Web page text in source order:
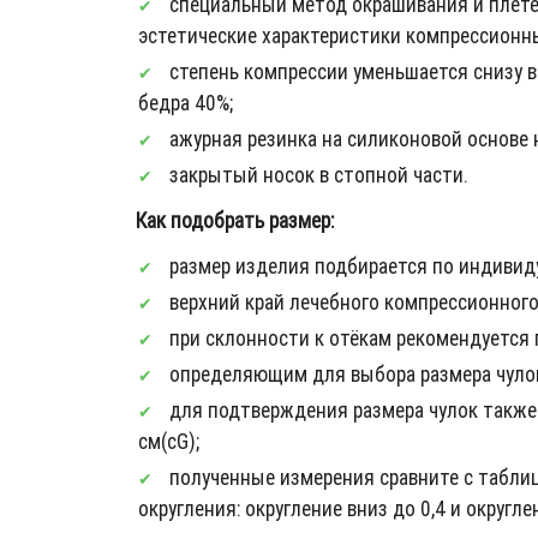
эстетические характеристики
степень компрессии уменьшается снизу
бедра 40%;
ажурная резинка на силиконовой
закрытый носок в стопной части.
Как подобрать размер:
размер изделия подбирается по
верхний край лечебного
при склонности к отёкам
определяющим для выбора размера
для подтверждения размера чулок
см(cG);
полученные измерения сравните с
округления: округление вниз до 0,4 и